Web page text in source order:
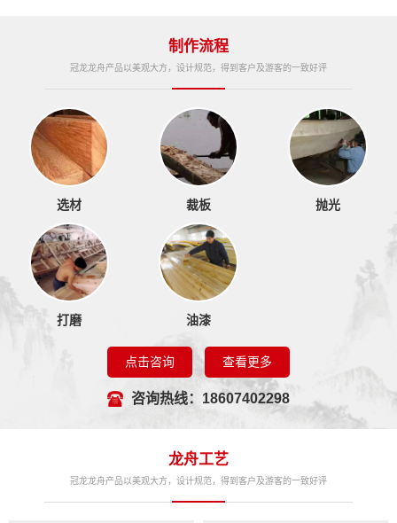
制作流程
冠龙龙舟产品以美观大方，设计规范，得到客户及游客的一致好评
选材 裁板 抛光
打磨 油漆
点击咨询 查看更多
咨询热线：18607402298
龙舟工艺
冠龙龙舟产品以美观大方，设计规范，得到客户及游客的一致好评